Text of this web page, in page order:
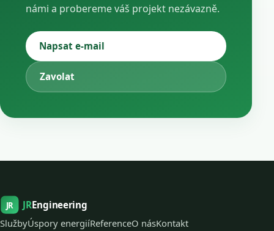
námi a probereme váš projekt nezávazně.
Napsat e-mail
Zavolat
JR JREngineering
SlužbyÚspory energiíReferenceO násKontakt